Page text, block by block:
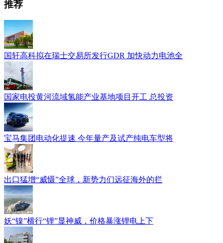
推荐
国轩高科拟在瑞士交易所发行GDR 加快动力电池全
国家电投黄河流域氢能产业基地项目开工 总投资
宝马集团电动化提速 今年量产及试产纯电车型将
出口猛增“威慑”全球，新势力们远征海外的拦
妖“镍”横行“锂”显神威，价格暴涨锂电上下